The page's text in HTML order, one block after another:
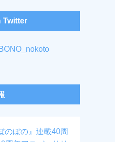
Twitter
のぼの』連載40周